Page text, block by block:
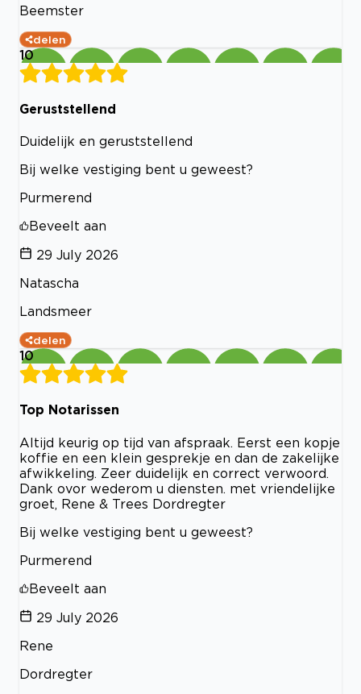
Beemster
delen
10
Geruststellend
Duidelijk en geruststellend
Bij welke vestiging bent u geweest?
Purmerend
Beveelt aan
29 July 2026
Natascha
Landsmeer
delen
10
Top Notarissen
Altijd keurig op tijd van afspraak. Eerst een kopje
koffie en een klein gesprekje en dan de zakelijke
afwikkeling. Zeer duidelijk en correct verwoord.
Dank ovor wederom u diensten. met vriendelijke
groet, Rene & Trees Dordregter
Bij welke vestiging bent u geweest?
Purmerend
Beveelt aan
29 July 2026
Rene
Dordregter